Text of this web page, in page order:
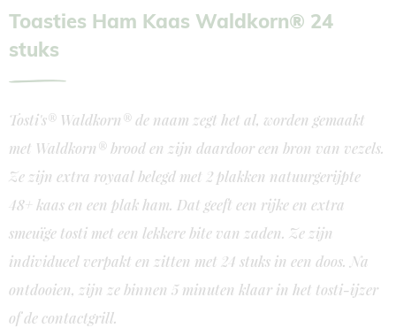
Toasties Ham Kaas Waldkorn® 24
stuks
Tosti's® Waldkorn® de naam zegt het al, worden gemaakt
met Waldkorn® brood en zijn daardoor een bron van vezels.
Ze zijn extra royaal belegd met 2 plakken natuurgerijpte
48+ kaas en een plak ham. Dat geeft een rijke en extra
smeuïge tosti met een lekkere bite van zaden. Ze zijn
individueel verpakt en zitten met 24 stuks in een doos. Na
ontdooien, zijn ze binnen 5 minuten klaar in het tosti-ijzer
of de contactgrill.